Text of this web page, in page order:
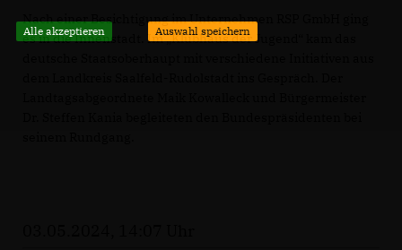
Nach einer Besichtigung im Unternehmen RSP GmbH ging
es in die Innenstadt. Im „Klubhaus der Jugend“ kam das
Alle akzeptieren Auswahl speichern